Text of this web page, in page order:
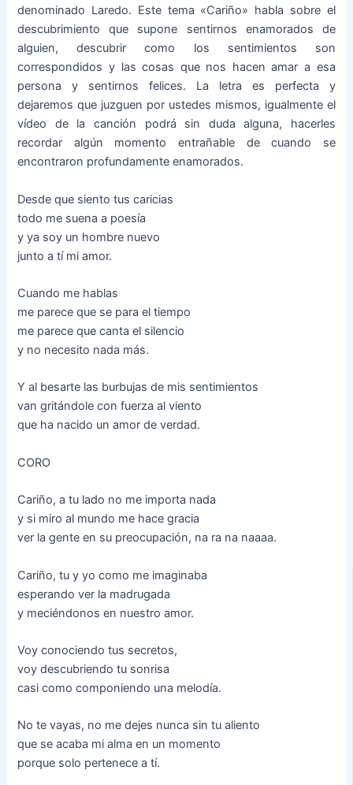
denominado Laredo. Este tema «Cariño» habla sobre el
descubrimiento que supone sentirnos enamorados de
alguien, descubrir como los sentimientos son
correspondidos y las cosas que nos hacen amar a esa
persona y sentirnos felices. La letra es perfecta y
dejaremos que juzguen por ustedes mismos, igualmente el
vídeo de la canción podrá sin duda alguna, hacerles
recordar algún momento entrañable de cuando se
encontraron profundamente enamorados.
Desde que siento tus caricias
todo me suena a poesía
y ya soy un hombre nuevo
junto a tí mi amor.
Cuando me hablas
me parece que se para el tiempo
me parece que canta el silencio
y no necesito nada más.
Y al besarte las burbujas de mis sentimientos
van gritándole con fuerza al viento
que ha nacido un amor de verdad.
CORO
Cariño, a tu lado no me importa nada
y si miro al mundo me hace gracia
ver la gente en su preocupación, na ra na naaaa.
Cariño, tu y yo como me imaginaba
esperando ver la madrugada
y meciéndonos en nuestro amor.
Voy conociendo tus secretos,
voy descubriendo tu sonrisa
casi como componiendo una melodía.
No te vayas, no me dejes nunca sin tu aliento
que se acaba mi alma en un momento
porque solo pertenece a tí.